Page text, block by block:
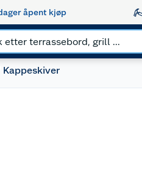
åpent kjøp
Kappeskiver